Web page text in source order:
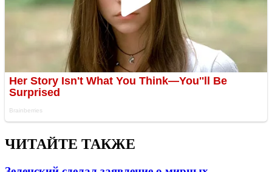
ЧИТАЙТЕ ТАКЖЕ